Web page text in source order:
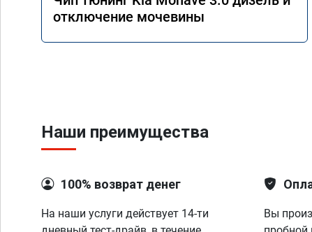
отключение мочевины
Наши преимущества
100% возврат денег
На наши услуги действует 14-ти
Вы